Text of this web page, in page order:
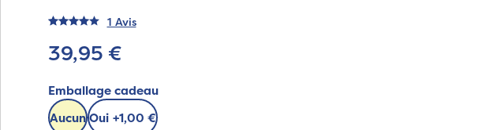
1 Avis
39,95 €
Emballage cadeau
AucunOui +1,00 €